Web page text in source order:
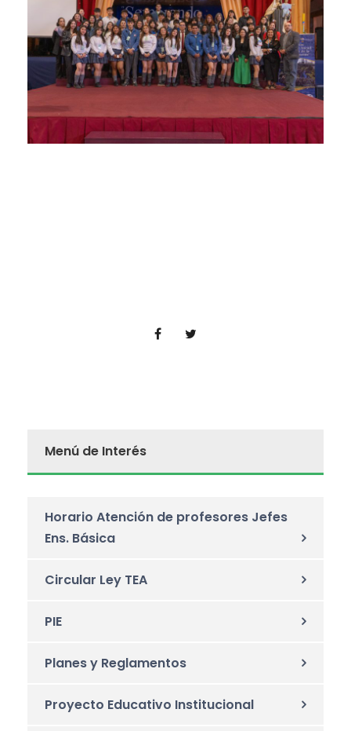
Menú de Interés
Horario Atención de profesores Jefes
Ens. Básica
Circular Ley TEA
PIE
Planes y Reglamentos
Proyecto Educativo Institucional